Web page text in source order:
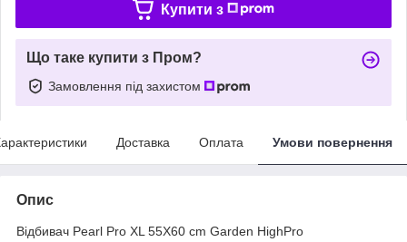
Купити з
Що таке купити з Пром?
Замовлення під захистом
Доставка Оплата Умови повернення
Опис
Відбивач Pearl Pro XL 55Х60 cm Garden HighPro